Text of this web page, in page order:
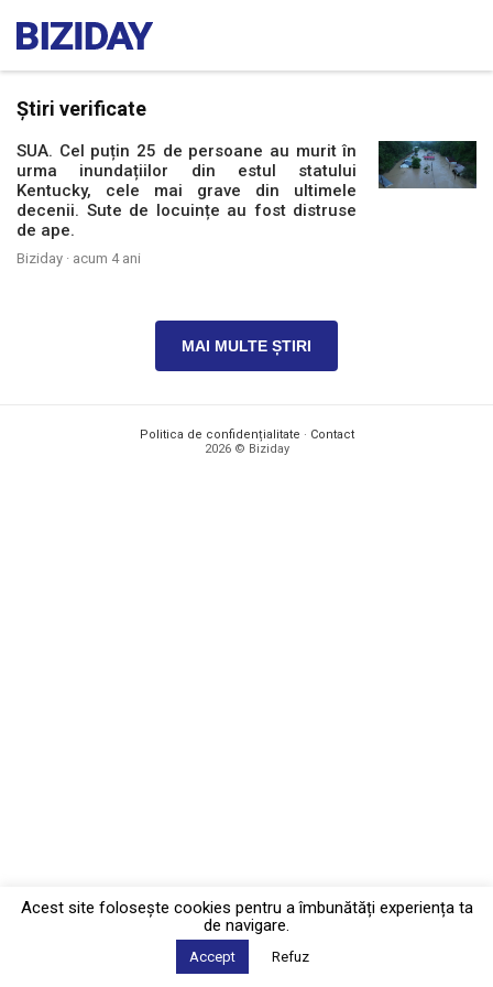
Știri verificate
SUA. Cel puțin 25 de persoane au murit în
urma inundațiilor din estul statului
Kentucky, cele mai grave din ultimele
decenii. Sute de locuințe au fost distruse
de ape.
Biziday · acum 4 ani
MAI MULTE ȘTIRI
Politica de confidențialitate · Contact
2026 © Biziday
Acest site foloseşte cookies pentru a îmbunătăți experiența ta
de navigare.
Accept Refuz